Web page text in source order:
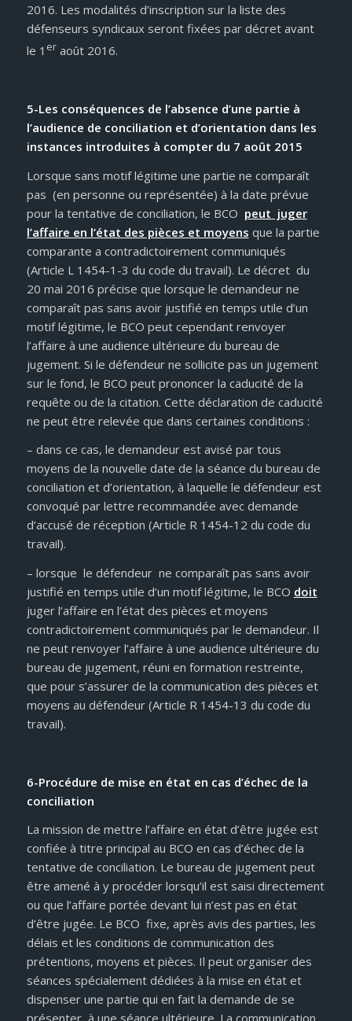
2016. Les modalités d’inscription sur la liste des
défenseurs syndicaux seront fixées par décret avant
le 1 eraoût 2016.
5-Les conséquences de l’absence d’une partie à
l’audience de conciliation et d’orientation dans les
instances introduites à compter du 7 août 2015
Lorsque sans motif légitime une partie ne comparaît
pas (en personne ou représentée) à la date prévue
pour la tentative de conciliation, le BCO peut juger
l’affaire en l’état des pièces et moyens que la partie
comparante a contradictoirement communiqués
(Article L 1454-1-3 du code du travail). Le décret du
20 mai 2016 précise que lorsque le demandeur ne
comparaît pas sans avoir justifié en temps utile d’un
motif légitime, le BCO peut cependant renvoyer
l’affaire à une audience ultérieure du bureau de
jugement. Si le défendeur ne sollicite pas un jugement
sur le fond, le BCO peut prononcer la caducité de la
requête ou de la citation. Cette déclaration de caducité
ne peut être relevée que dans certaines conditions :
– dans ce cas, le demandeur est avisé par tous
moyens de la nouvelle date de la séance du bureau de
conciliation et d’orientation, à laquelle le défendeur est
convoqué par lettre recommandée avec demande
d’accusé de réception (Article R 1454-12 du code du
travail).
– lorsque le défendeur ne comparaît pas sans avoir
justifié en temps utile d’un motif légitime, le BCO doit
juger l’affaire en l’état des pièces et moyens
contradictoirement communiqués par le demandeur. Il
ne peut renvoyer l’affaire à une audience ultérieure du
bureau de jugement, réuni en formation restreinte,
que pour s’assurer de la communication des pièces et
moyens au défendeur (Article R 1454-13 du code du
travail).
6-Procédure de mise en état en cas d’échec de la
conciliation
La mission de mettre l’affaire en état d’être jugée est
confiée à titre principal au BCO en cas d’échec de la
tentative de conciliation. Le bureau de jugement peut
être amené à y procéder lorsqu’il est saisi directement
ou que l’affaire portée devant lui n’est pas en état
d’être jugée. Le BCO fixe, après avis des parties, les
délais et les conditions de communication des
prétentions, moyens et pièces. Il peut organiser des
séances spécialement dédiées à la mise en état et
dispenser une partie qui en fait la demande de se